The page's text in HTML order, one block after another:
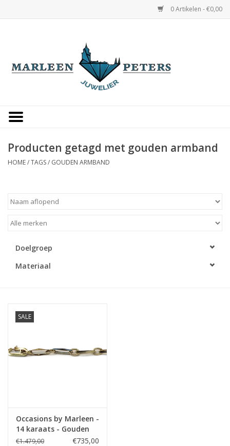
0 Artikelen - €0,00
Occasions
Overige
Merken
Producten getagd met gouden armband
HOME/TAGS/ GOUDEN ARMBAND
Doelgroep
Materiaal
SALE
Occasions by Marleen -
14 karaats - Gouden
armband - Closed for
€1.479,00 €735,00